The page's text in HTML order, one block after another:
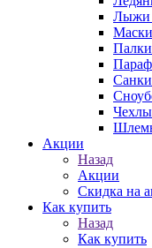
Лыжи
Чехлы
Акции
Назад
Акции
Скидка на
Как купить
Назад
Как купить